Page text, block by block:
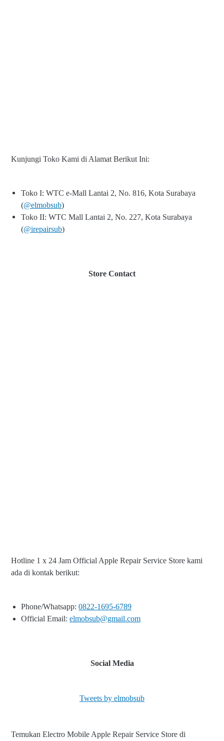
Kunjungi Toko Kami di Alamat Berikut Ini:
Toko I: WTC e-Mall Lantai 2, No. 816, Kota Surabaya
(@elmobsub)
Toko II: WTC Mall Lantai 2, No. 227, Kota Surabaya
(@irepairsub)
Store Contact
Hotline 1 x 24 Jam Official Apple Repair Service Store kami
ada di kontak berikut:
Phone/Whatsapp: 0822-1695-6789
Official Email: elmobsub@gmail.com
Social Media
Tweets by elmobsub
Temukan Electro Mobile Apple Repair Service Store di